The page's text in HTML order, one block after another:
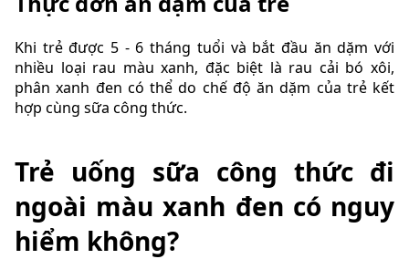
Khi trẻ được 5 - 6 tháng tuổi và bắt đầu ăn dặm với
nhiều loại rau màu xanh, đặc biệt là rau cải bó xôi,
phân xanh đen có thể do chế độ ăn dặm của trẻ kết
hợp cùng sữa công thức.
Trẻ uống sữa công thức đi
ngoài màu xanh đen có nguy
hiểm không?